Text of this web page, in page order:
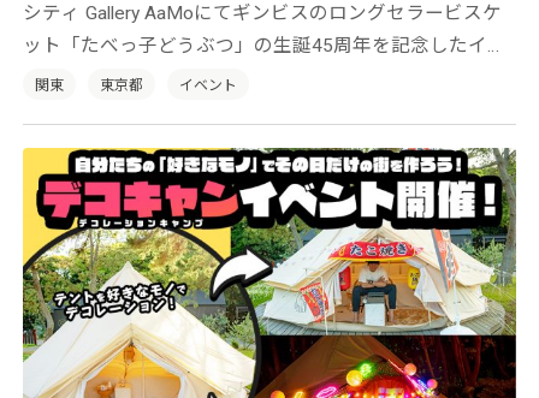
シティ Gallery AaMoにてギンビスのロングセラービスケ
ット「たべっ子どうぶつ」の生誕45周年を記念したイベ
ント『たべっ子どうぶつLAND』が開催中。多彩なコンテ
関東 東京都 イベント